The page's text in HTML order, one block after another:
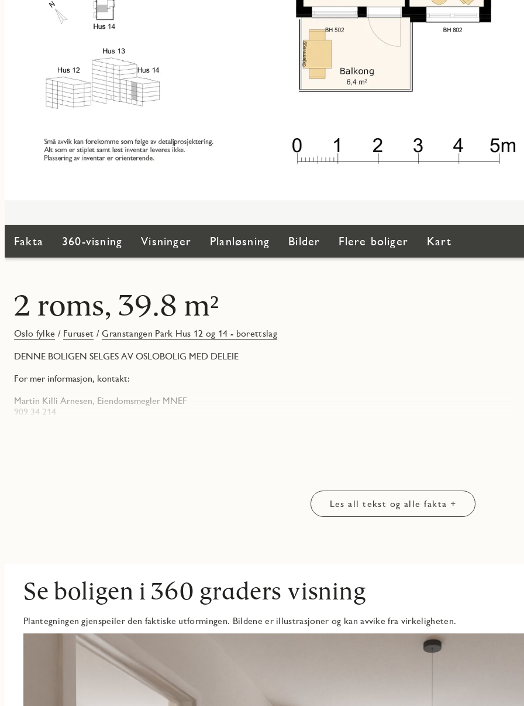
Fakta 360-visning Visninger Planløsning Bilder Flere boliger Kart
2 roms, 39.8 m²
Oslo fylke / Furuset /Granstangen Park Hus 12 og 14 - borettslag
DENNE BOLIGEN SELGES AV OSLOBOLIG MED DELEIE
For mer informasjon, kontakt:
Martin Killi Arnesen, Eiendomsmegler MNEF
909 34 214
Les all tekst og alle fakta +
Se boligen i 360 graders visning
Plantegningen gjenspeiler den faktiske utformingen. Bildene er illustrasjoner og kan avvike fra virkeligheten.